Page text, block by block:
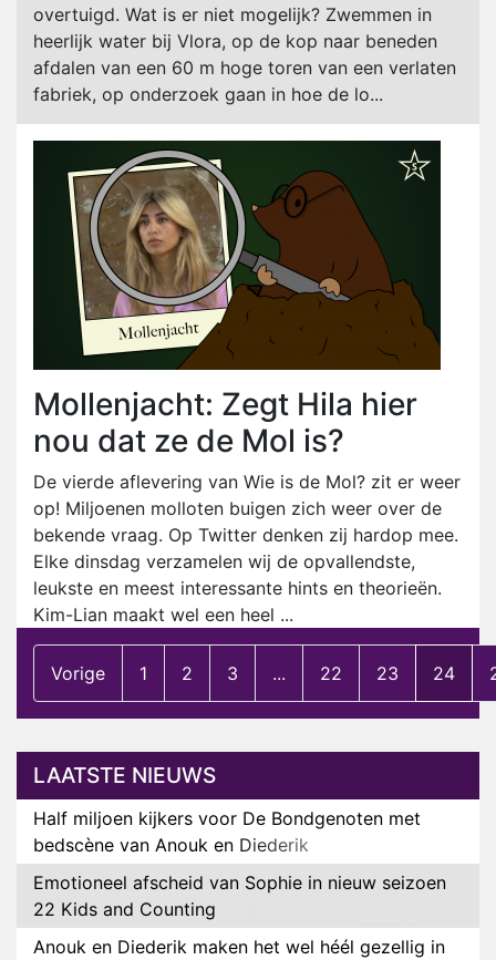
overtuigd. Wat is er niet mogelijk? Zwemmen in
heerlijk water bij Vlora, op de kop naar beneden
afdalen van een 60 m hoge toren van een verlaten
fabriek, op onderzoek gaan in hoe de lo...
Mollenjacht: Zegt Hila hier
nou dat ze de Mol is?
De vierde aflevering van Wie is de Mol? zit er weer
op! Miljoenen molloten buigen zich weer over de
bekende vraag. Op Twitter denken zij hardop mee.
Elke dinsdag verzamelen wij de opvallendste,
leukste en meest interessante hints en theorieën.
Kim-Lian maakt wel een heel ...
Vorige 1 2 3 ... 22 23 24
LAATSTE NIEUWS
Half miljoen kijkers voor De Bondgenoten met
bedscène van Anouk en Diederik
Emotioneel afscheid van Sophie in nieuw seizoen
22 Kids and Counting
Anouk en Diederik maken het wel héél gezellig in